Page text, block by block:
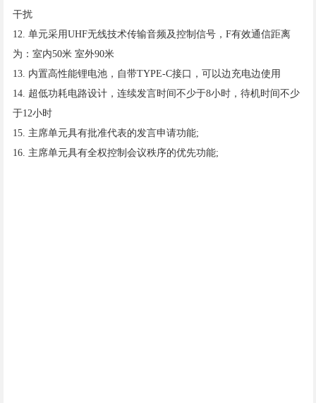
干扰
12. 单元采用UHF无线技术传输音频及控制信号，F有效通信距离
为：室内50米 室外90米
13. 内置高性能锂电池，自带TYPE-C接口，可以边充电边使用
14. 超低功耗电路设计，连续发言时间不少于8小时，待机时间不少
于12小时
15. 主席单元具有批准代表的发言申请功能;
16. 主席单元具有全权控制会议秩序的优先功能;